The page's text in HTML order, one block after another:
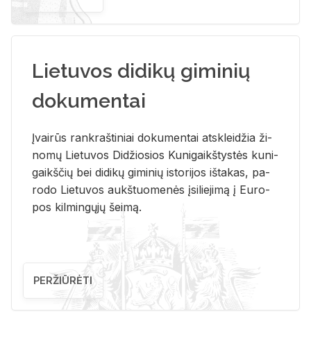
Lietuvos didikų giminių
dokumentai
Įvai­rūs rank­raš­ti­niai do­ku­men­tai at­sklei­džia ži­
no­mų Lie­tu­vos Di­džio­sios Ku­ni­gaikš­tys­tės ku­ni­
gaikš­čių bei di­di­kų gi­mi­nių is­to­ri­jos iš­ta­kas, pa­
ro­do Lie­tu­vos aukš­tuo­me­nės įsi­lie­ji­mą į Eu­ro­
pos kil­min­gų­jų šei­mą.
PERŽIŪRĖTI